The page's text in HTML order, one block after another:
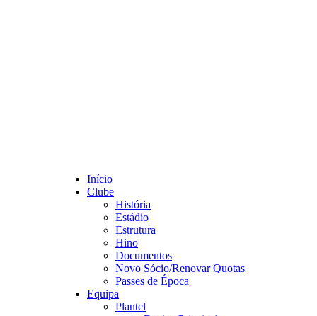
Início
Clube
História
Estádio
Estrutura
Hino
Documentos
Novo Sócio/Renovar Quotas
Passes de Época
Equipa
Plantel